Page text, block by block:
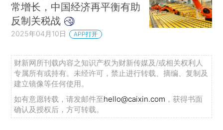
常增长，中国经济再平衡有助
反制关税战
2025年04月10日 APP打开
财新网所刊载内容之知识产权为财新传媒及/或相关权利人
专属所有或持有。未经许可，禁止进行转载、摘编、复制及
建立镜像等任何使用。
如有意愿转载，请发邮件至hello@caixin.com ，获得书面
确认及授权后，方可转载。